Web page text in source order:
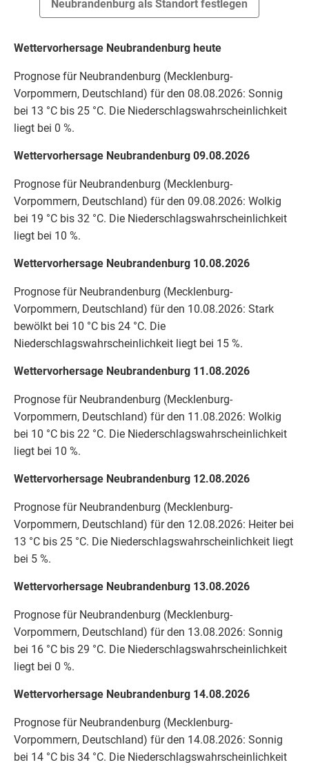
Neubrandenburg als Standort festlegen
Wettervorhersage Neubrandenburg heute
Prognose für Neubrandenburg (Mecklenburg-
Vorpommern, Deutschland) für den 08.08.2026: Sonnig
bei 13 °C bis 25 °C. Die Niederschlagswahrscheinlichkeit
liegt bei 0 %.
Wettervorhersage Neubrandenburg 09.08.2026
Prognose für Neubrandenburg (Mecklenburg-
Vorpommern, Deutschland) für den 09.08.2026: Wolkig
bei 19 °C bis 32 °C. Die Niederschlagswahrscheinlichkeit
liegt bei 10 %.
Wettervorhersage Neubrandenburg 10.08.2026
Prognose für Neubrandenburg (Mecklenburg-
Vorpommern, Deutschland) für den 10.08.2026: Stark
bewölkt bei 10 °C bis 24 °C. Die
Niederschlagswahrscheinlichkeit liegt bei 15 %.
Wettervorhersage Neubrandenburg 11.08.2026
Prognose für Neubrandenburg (Mecklenburg-
Vorpommern, Deutschland) für den 11.08.2026: Wolkig
bei 10 °C bis 22 °C. Die Niederschlagswahrscheinlichkeit
liegt bei 10 %.
Wettervorhersage Neubrandenburg 12.08.2026
Prognose für Neubrandenburg (Mecklenburg-
Vorpommern, Deutschland) für den 12.08.2026: Heiter bei
13 °C bis 25 °C. Die Niederschlagswahrscheinlichkeit liegt
bei 5 %.
Wettervorhersage Neubrandenburg 13.08.2026
Prognose für Neubrandenburg (Mecklenburg-
Vorpommern, Deutschland) für den 13.08.2026: Sonnig
bei 16 °C bis 29 °C. Die Niederschlagswahrscheinlichkeit
liegt bei 0 %.
Wettervorhersage Neubrandenburg 14.08.2026
Prognose für Neubrandenburg (Mecklenburg-
Vorpommern, Deutschland) für den 14.08.2026: Sonnig
bei 14 °C bis 34 °C. Die Niederschlagswahrscheinlichkeit